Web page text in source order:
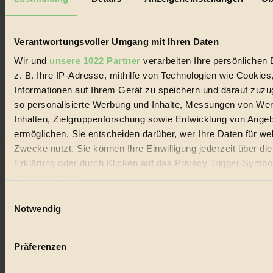
Verantwortungsvoller Umgang mit Ihren Daten
Wir und unsere 1022 Partner verarbeiten Ihre persönlichen
z. B. Ihre IP-Adresse, mithilfe von Technologien wie
Informationen auf Ihrem Gerät zu speichern und darauf
so personalisierte Werbung und Inhalte, Messungen von
Inhalten, Zielgruppenforschung sowie Entwicklung von
ermöglichen. Sie entscheiden darüber, wer Ihre Daten für
Zwecke nutzt. Sie können Ihre Einwilligung jederzeit über
Erklärung oder durch Klicken auf das Privacy Trigger
Wenn Sie es erlauben, würden wir auch gerne:
Ihr Gerät durch aktives Scannen nach bestimmten
Notwendig
Präferenzen
Biorama steht für einen nachhaltigen Lebensstil und bewussten
Lebenswandel. Es ist eine moderne Plattform für Ideen, Menschen
Handels mit Bioprodukten, des Fair-Trade sowie der Branche
alternativer Energien.
Social Media
22.601 Fans auf Facebook
3.415 Follower auf Twitter
Folge uns auf Instagram
Themen
Bio
Vegan